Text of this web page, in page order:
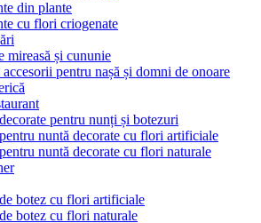
din plante
cu flori criogenate
mireasă și cununie
pentru nașă și domni de onoare
pentru nunți și botezuri
nuntă decorate cu flori artificiale
nuntă decorate cu flori naturale
botez cu flori artificiale
botez cu flori naturale